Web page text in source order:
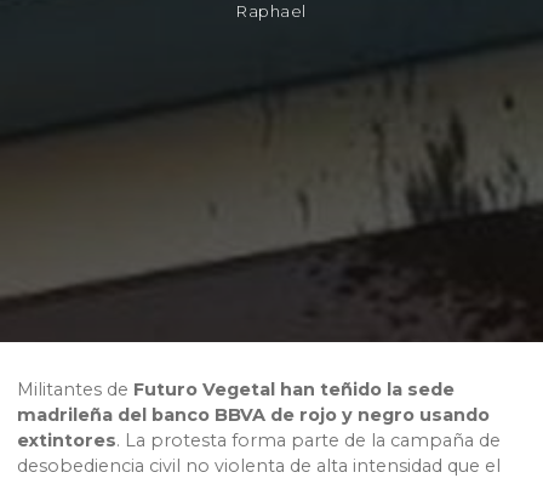
Raphael
Militantes de Futuro Vegetal han teñido la sede
madrileña del banco BBVA de rojo y negro usando
extintores. La protesta forma parte de la campaña de
desobediencia civil no violenta de alta intensidad que el